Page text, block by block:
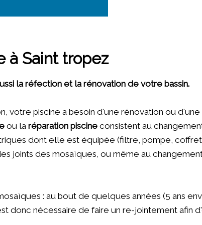
à Saint tropez
la réfection et la rénovation de votre bassin.
votre piscine a besoin d'une rénovation ou
ou la réparation piscine consistent au
dont elle est équipée (filtre, pompe,
joints des mosaïques, ou même au
: au bout de quelques années (5 ans
donc nécessaire de faire un re-jointement